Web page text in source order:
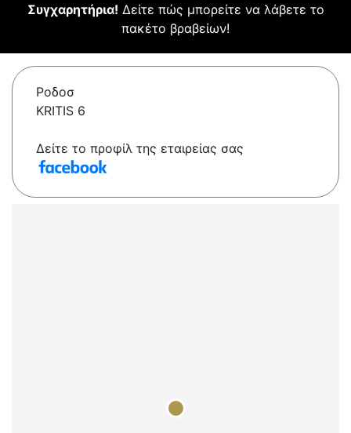
Συγχαρητήρια! Δείτε πώς μπορείτε να λάβετε το
πακέτο βραβείων!
Ροδοσ
KRITIS 6
Δείτε το προφίλ της εταιρείας σας